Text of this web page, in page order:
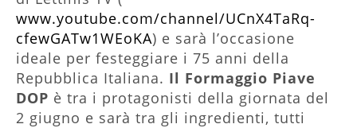
www.youtube.com/channel/UCnX4TaRq-
cfewGATw1WEoKA) e sarà l’occasione
ideale per festeggiare i 75 anni della
Repubblica Italiana. Il Formaggio Piave
DOP è tra i protagonisti della giornata del
2 giugno e sarà tra gli ingredienti, tutti